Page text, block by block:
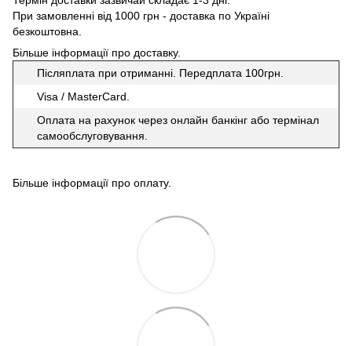
При замовленні від 1000 грн - доставка по Україні
безкоштовна.
Більше інформації про доставку.
Післяплата при отриманні. Передплата 100грн.
Visa / MasterCard.
Оплата на рахунок через онлайн банкінг або термінал
самообслуговування.
Більше інформації про оплату.